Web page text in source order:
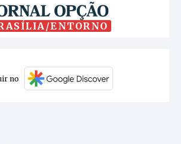
ENTORNO
no